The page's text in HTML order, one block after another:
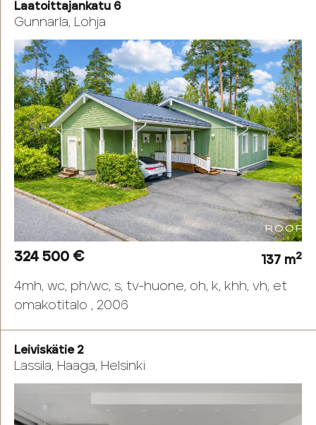
Laatoittajankatu 6
Gunnarla, Lohja
324 500 € 137 m2
4mh, wc, ph/wc, s, tv-huone, oh, k, khh, vh, et
omakotitalo , 2006
Leiviskätie 2
Lassila, Haaga, Helsinki